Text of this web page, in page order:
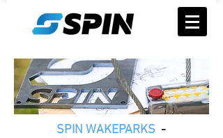
SPIN WAKEPARKS -